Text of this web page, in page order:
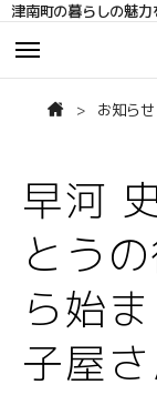
津南町の暮らしの魅
お知らせ
移住相談サポー
移住コーディネ
まちの人の声
お知らせ
移住相談サポー
移住コーディネ
まちの人の声
お知らせ
早河
とう
ら始
子屋